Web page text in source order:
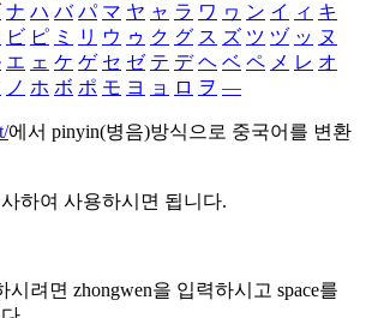
ナ ハ バ パ マ ヤ ャ ラ ワ ヮ ン イ ィ キ
ビ ピ ミ リ ウ ゥ ク グ ス ズ ツ ヅ ッ ヌ
エ ェ ケ ゲ セ ゼ テ デ ヘ ベ ペ メ レ オ
ノ ホ ボ ポ モ ヨ ョ ロ ヲ ―
에서 pinyin(병음)방식으로 중국어를 변환
하여 사용하시면 됩니다.
시려면 zhongwen을 입력하시고 space를